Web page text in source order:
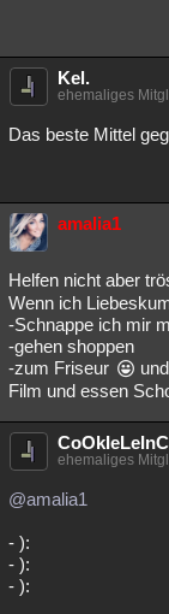
Kel.
ehemaliges
Das beste Mittel
amalia1
Helfen nicht aber
Wenn ich
-Schnappe ich mir
-gehen shoppen
-zum Friseur
Film und essen
ehemaliges
@amalia1
- ):
- ):
- ):